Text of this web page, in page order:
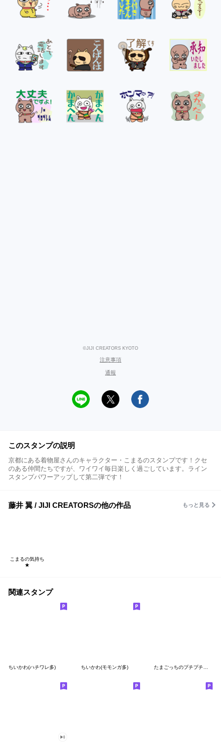
©JIJI CREATORS KYOTO
注意事項
通報
このスタンプの説明
京都にある着物屋さんのキャラクター・こまるのスタンプです！クセ
のある仲間たちですが、ワイワイ毎日楽しく過ごしています。ライン
スタンプパワーアップして第二弾です！
藤井 翼 / JIJI CREATORSの他の作品 もっと見る
こまるの気持ち
★
関連スタンプ
ちいかわ(ハチワレ多) ちいかわ(モモンガ多) たまごっちのプチプチおみせっち